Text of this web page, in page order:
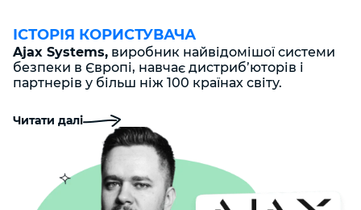
ІСТОРІЯ КОРИСТУВАЧА
Ajax Systems, виробник найвідомішої системи
безпеки в Європі, навчає дистриб’юторів і
партнерів у більш ніж 100 країнах світу.
Читати далі